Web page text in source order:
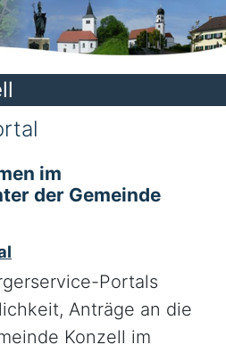
im
der Gemeinde
Portals
Anträge an die
Konzell im